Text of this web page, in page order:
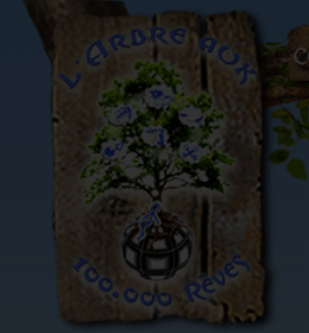
L'Arbre aux 100.000 Rêves